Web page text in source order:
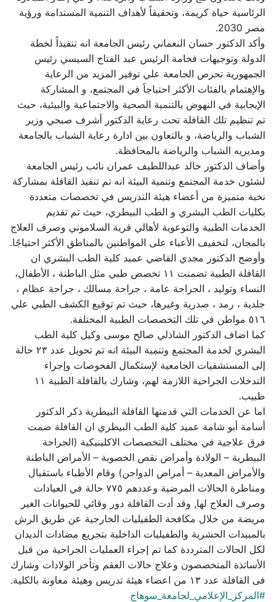
الرئاسية حياة كريمة، وتحقيقاً لأهداف التنمية المستدامة ورؤية
مصر 2030.
وأكد الدكتور حسان النعماني رئيس الجامعة انه تنفيذاً لخطة
الدولة وتوجيهات فخامة الرئيس عبد الفتاح السيسي رئيس
الجمهورية تحرص الجامعة علي توفير المزيد من الرعاية
والإهتمام بالفئات الأكثر احتياجاََ في المجتمع، و المشاركة
الإيجابية في النهوض بالتنمية الصحية والاجتماعية والبيئية، حيث
تم تنظيم تلك القافلة تحت رعاية الدكتور أشرف صبحي وزير
الشباب والرياضة، و بالتعاون بين ادارة رعاية الشباب بالجامعة
ومديريه الشباب والرياضة بالمحافظة.
وأضاف الدكتور خالد عبداللطيف عمران نائب رئيس الجامعة
لشئون خدمة المجتمع وتنمية البيئة انه تم تنفيذ القافلة بمشاركة
نخبة متميزة من أعضاء هيئة التدريس في تخصصات متعددة
بكليات الطب البشري و الطب البيطري، حيث تم تقديم
الخدمات الطبية والتوعوية لأهالي قرية السلاموني وصرف العلاج
بالمجان، لتخفيف الأعباء على المواطنين بالمناطق الأكثر احتياجًا.
وأوضح الدكتور مجدي القاضي عميد كلية الطب البشري ان
القافلة الطبية تضمنت ١١ تخصص طبي مثل الباطنة ، الأطفال،
النساء وتوليد ، الجراحة عامة ، جراحة مسالك ، جراحة عظام ،
جلدية ، رمد ، صدرية وغيرها، حيث تم توقيع الكشف الطبي علي
٥١٦ مواطن في تلك التخصصات الطبية المختلفة.
كما اضاف الدكتور الشاذلي صالح موسى وكيل كلية الطب
البشري لخدمة المجتمع وتنمية البيئة انه تم تحويل عدد ٢٣ حالة
إلى المستشفيات الجامعية لإستكمال الفحوصات وإجراء
التدخلات الجراحية اللازمة لهم، وشارك بالقافلة الطبية ١١
طبيب.
اما عن الخدمات التي قدمتها القافلة البيطرية ذكر الدكتور
أسامة أبو شامة عميد كلية الطب البيطري ان القافلة ضمت
فرق علاجية في مختلف التخصصات الاكلينيكية (الجراحة
البيطرية – الولادة وأمراض نقص الخصوبة – الأمراض الباطنة
والأمراض المعدية – أمراض الدواجن) وقام الأطباء باستقبال
ومناظرة الحالات المرضية وعددهم ٧٧٥ حالة في العيادات
وصرف العلاج لها, وقد أدت القافلة دور وقائي للحيوانات الغير
مريضة من خلال مكافحة الطفيليات الخارجية عن طريق الرش
بالمبيدات الحشرية والطفيليات الداخلية بتجريع مضادات الديدان
لكل الحالات المترددة كما تم إجراء العمليات الجراحية من قبل
الأساتذة المتخصصون وعلاج حالات العقم وتأخر الولادات وشارك
فى القافلة عدد ١٣ من اعضاء هيئة تدريس وهيئة معاونة بالكلية.
#المركز_الإعلامي_لجامعة_سوهاج